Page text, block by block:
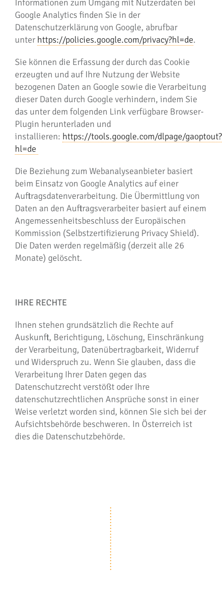
Informationen zum Umgang mit Nutzerdaten bei
Google Analytics finden Sie in der
Datenschutzerklärung von Google, abrufbar
unter https://policies.google.com/privacy?hl=de.
Sie können die Erfassung der durch das Cookie
erzeugten und auf Ihre Nutzung der Website
bezogenen Daten an Google sowie die Verarbeitung
dieser Daten durch Google verhindern, indem Sie
das unter dem folgenden Link verfügbare Browser-
Plugin herunterladen und
installieren: https://tools.google.com/dlpage/gaoptout?
hl=de
Die Beziehung zum Webanalyseanbieter basiert
beim Einsatz von Google Analytics auf einer
Auftragsdatenverarbeitung. Die Übermittlung von
Daten an den Auftragsverarbeiter basiert auf einem
Angemessenheitsbeschluss der Europäischen
Kommission (Selbstzertifizierung Privacy Shield).
Die Daten werden regelmäßig (derzeit alle 26
Monate) gelöscht.
IHRE RECHTE
Ihnen stehen grundsätzlich die Rechte auf
Auskunft, Berichtigung, Löschung, Einschränkung
der Verarbeitung, Datenübertragbarkeit, Widerruf
und Widerspruch zu. Wenn Sie glauben, dass die
Verarbeitung Ihrer Daten gegen das
Datenschutzrecht verstößt oder Ihre
datenschutzrechtlichen Ansprüche sonst in einer
Weise verletzt worden sind, können Sie sich bei der
Aufsichtsbehörde beschweren. In Österreich ist
dies die Datenschutzbehörde.